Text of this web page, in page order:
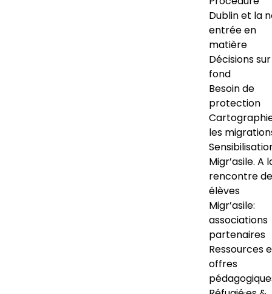
Dublin et la
entrée en
matière
Décisions
fond
Besoin de
protection
les
Migr’asile. A
rencontre
élèves
Migr’asile:
associations
partenaires
Ressources
offres